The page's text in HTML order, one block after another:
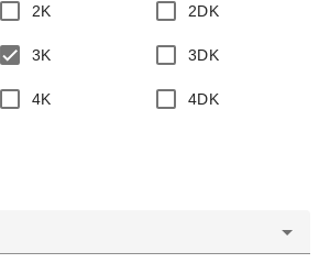
2K 2DK
3K 3DK
4K 4DK